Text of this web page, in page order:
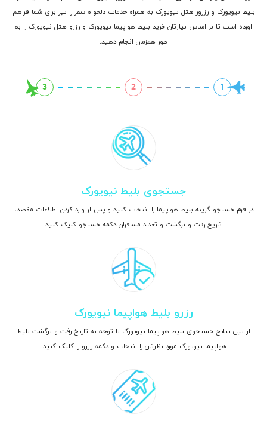
بلیط نیویورک و رزرور هتل نیویورک به همراه خدمات دلخواه سفر را نیز برای شما فراهم
آورده است تا بر اساس نیازتان خرید بلیط هواپیما نیویورک و رزرو هتل نیویورک را به
طور همزمان انجام دهید.
1
2
3
جستجوی بلیط نیویورک
در فرم جستجو گزینه بلیط هواپیما را انتخاب کنید و پس از وارد کردن اطلاعات مقصد،
تاریخ رفت و برگشت و تعداد مسافران دکمه جستجو کلیک کنید
رزرو بلیط هواپیما نیویورک
از بین نتایج جستجوی بلیط هواپیما نیویورک با توجه به تاریخ رفت و برگشت بلیط
هواپیما نیویورک مورد نظرتان را انتخاب و دکمه رزرو را کلیک کنید.